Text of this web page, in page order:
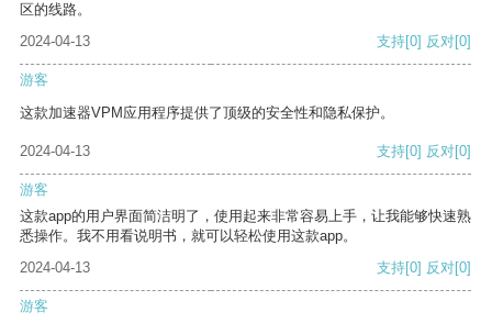
区的线路。
2024-04-13
支持[0] 反对[0]
游客
这款加速器VPM应用程序提供了顶级的安全性和隐私保护。
2024-04-13 支持[0] 反对[0]
游客
这款app的用户界面简洁明了，使用起来非常容易上手，让我能够快速熟
悉操作。我不用看说明书，就可以轻松使用这款app。
2024-04-13
支持[0] 反对[0]
游客